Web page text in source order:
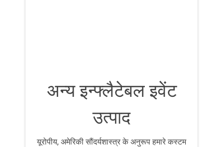
अन्य इन्फ्लैटेबल इवेंट
उत्पाद
यूरोपीय, अमेरिकी सौंदर्यशास्त्र के अनुरूप हमारे कस्टम